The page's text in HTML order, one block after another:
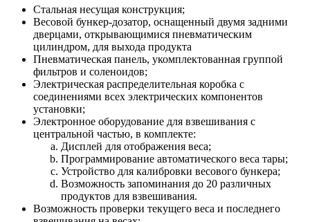
Стальная несущая конструкция;
Весовой бункер-дозатор, оснащенный двумя задними
дверцами, открывающимися пневматическим
цилиндром, для выхода продукта
Пневматическая панель, укомплектованная группой
фильтров и соленоидов;
Электрическая распределительная коробка с
соединениями всех электрических компонентов
установки;
Электронное оборудование для взвешивания с
центральной частью, в комплекте:
Дисплей для отображения веса;
Программирование автоматического веса тары;
Устройство для калибровки весового бункера;
Возможность запоминания до 20 различных
продуктов для взвешивания.
Возможность проверки текущего веса и последнего